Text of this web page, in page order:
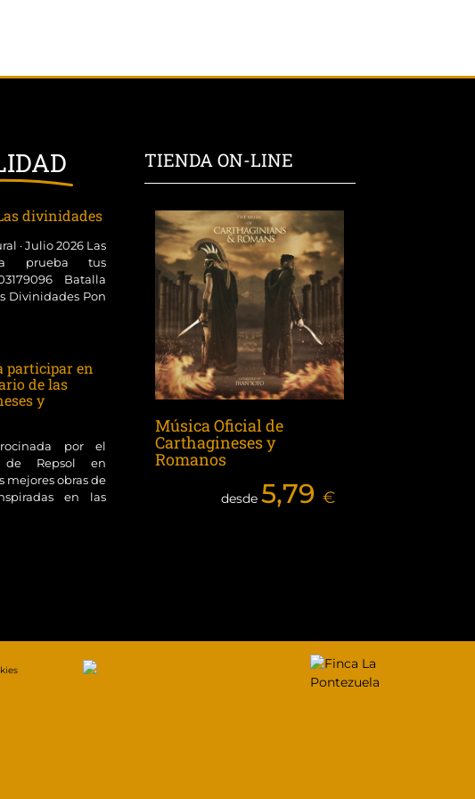
divinidades
· Julio 2026 Las
prueba tus
Batalla
Divinidades Pon
participar en
de las
y
por el
de Repsol en
mejores obras de
en las
TIENDA ON-LINE
Música Oficial de
Carthagineses y
Romanos
desde5,79€